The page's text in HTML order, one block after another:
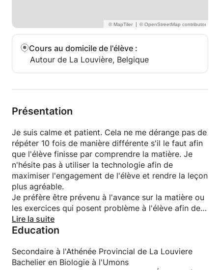
|
Cours au domicile de l'élève :
Autour de La Louvière, Belgique
Présentation
Je suis calme et patient. Cela ne me dérange pas de
répéter 10 fois de manière différente s'il le faut afin
que l'élève finisse par comprendre la matière. Je
n'hésite pas à utiliser la technologie afin de
maximiser l'engagement de l'élève et rendre la leçon
plus agréable.
Je préfère être prévenu à l'avance sur la matière ou
les exercices qui posent problème à l'élève afin de
préparer des exercices, des vidéos explicatives, des
feuilles de cours,...etc
pour aider les élèves à aller vers la réussite scolaire.
Lire la suite
Education
Secondaire à l'Athénée Provincial de La Louviere
Bachelier en Biologie à l'Umons